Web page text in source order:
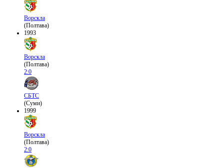
Ворскла
(Полтава)
1993
Ворскла
(Полтава)
2:0
СБТС
(Суми)
1999
Ворскла
(Полтава)
2:0